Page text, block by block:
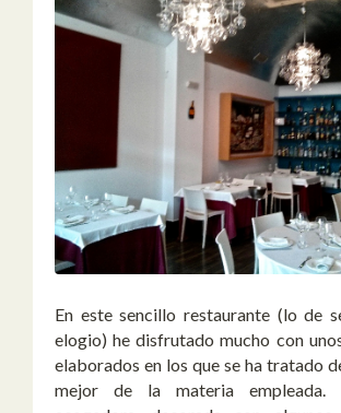
En este sencillo restaurante (lo de
elogio) he disfrutado mucho con
elaborados en los que se ha tratado
mejor de la materia empleada.